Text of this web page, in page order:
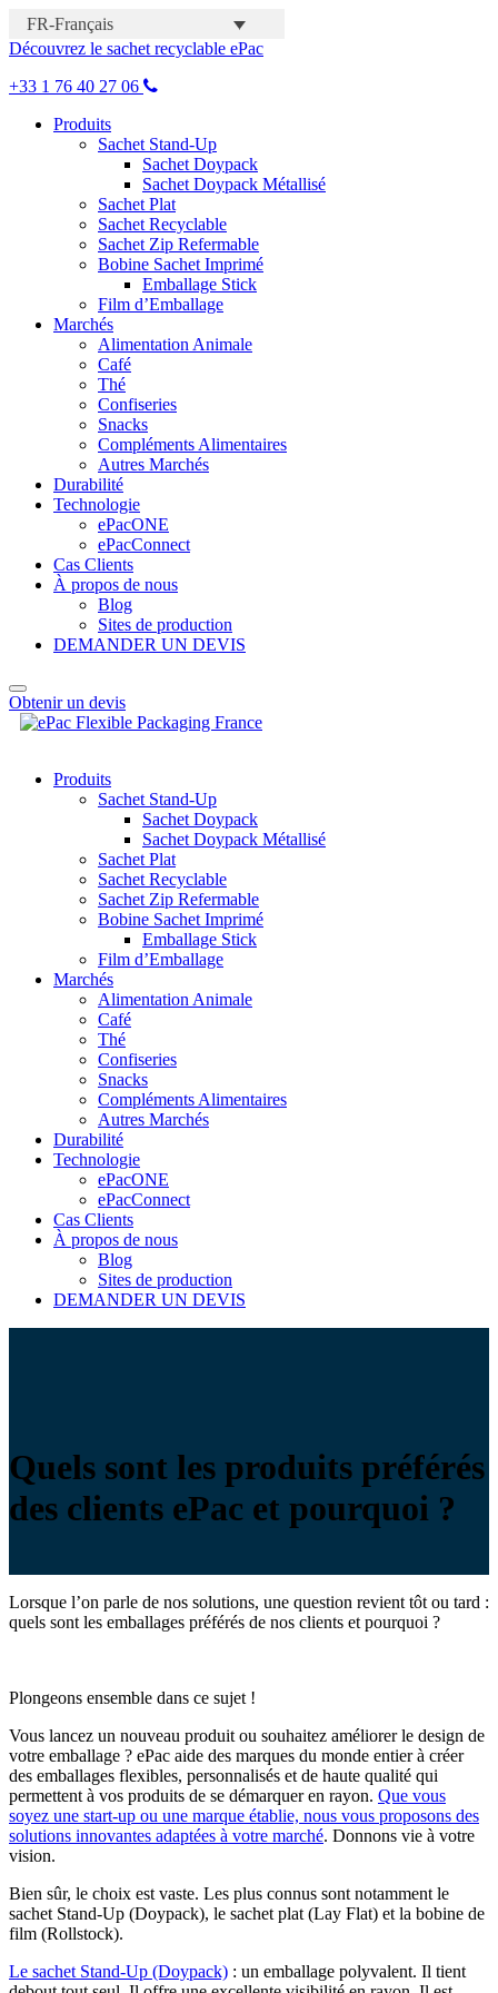
FR-Français
Découvrez le sachet recyclable ePac
+33 1 76 40 27 06
Produits
Sachet Stand-Up
Sachet Doypack
Sachet Doypack Métallisé
Sachet Plat
Sachet Recyclable
Sachet Zip Refermable
Bobine Sachet Imprimé
Emballage Stick
Film d’Emballage
Marchés
Alimentation Animale
Café
Thé
Confiseries
Snacks
Compléments Alimentaires
Autres Marchés
Durabilité
Technologie
ePacONE
ePacConnect
Cas Clients
À propos de nous
Blog
Sites de production
DEMANDER UN DEVIS
Obtenir un devis
Produits
Sachet Stand-Up
Sachet Doypack
Sachet Doypack Métallisé
Sachet Plat
Sachet Recyclable
Sachet Zip Refermable
Bobine Sachet Imprimé
Emballage Stick
Film d’Emballage
Marchés
Alimentation Animale
Café
Thé
Confiseries
Snacks
Compléments Alimentaires
Autres Marchés
Durabilité
Technologie
ePacONE
ePacConnect
Cas Clients
À propos de nous
Blog
Sites de production
DEMANDER UN DEVIS
Quels sont les produits préférés
des clients ePac et pourquoi ?
Lorsque l’on parle de nos solutions, une question revient tôt ou tard :
quels sont les emballages préférés de nos clients et pourquoi ?
Plongeons ensemble dans ce sujet !
Vous lancez un nouveau produit ou souhaitez améliorer le design de
votre emballage ? ePac aide des marques du monde entier à créer
des emballages flexibles, personnalisés et de haute qualité qui
permettent à vos produits de se démarquer en rayon. Que vous
soyez une start-up ou une marque établie, nous vous proposons des
solutions innovantes adaptées à votre marché. Donnons vie à votre
vision.
Bien sûr, le choix est vaste. Les plus connus sont notamment le
sachet Stand-Up (Doypack), le sachet plat (Lay Flat) et la bobine de
film (Rollstock).
Le sachet Stand-Up (Doypack) : un emballage polyvalent. Il tient